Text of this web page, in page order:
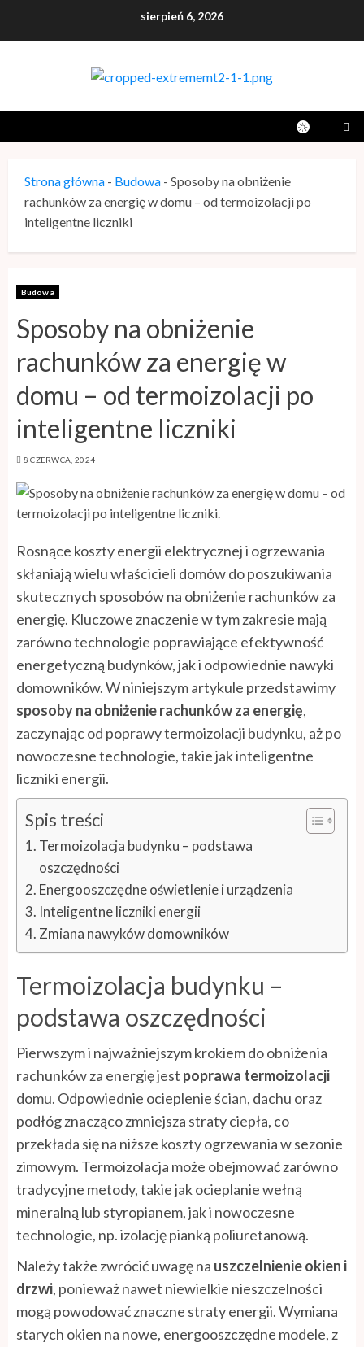
sierpień 6, 2026
Strona główna - Budowa - Sposoby na obniżenie
rachunków za energię w domu – od termoizolacji po
inteligentne liczniki
Budowa
Sposoby na obniżenie
rachunków za energię w
domu – od termoizolacji po
inteligentne liczniki
8 CZERWCA, 2024
Rosnące koszty energii elektrycznej i ogrzewania
skłaniają wielu właścicieli domów do poszukiwania
skutecznych sposobów na obniżenie rachunków za
energię. Kluczowe znaczenie w tym zakresie mają
zarówno technologie poprawiające efektywność
energetyczną budynków, jak i odpowiednie nawyki
domowników. W niniejszym artykule przedstawimy
sposoby na obniżenie rachunków za energię,
zaczynając od poprawy termoizolacji budynku, aż po
nowoczesne technologie, takie jak inteligentne
liczniki energii.
Spis treści
Termoizolacja budynku – podstawa
oszczędności
Energooszczędne oświetlenie i urządzenia
Inteligentne liczniki energii
Zmiana nawyków domowników
Termoizolacja budynku –
podstawa oszczędności
Pierwszym i najważniejszym krokiem do obniżenia
rachunków za energię jest poprawa termoizolacji
domu. Odpowiednie ocieplenie ścian, dachu oraz
podłóg znacząco zmniejsza straty ciepła, co
przekłada się na niższe koszty ogrzewania w sezonie
zimowym. Termoizolacja może obejmować zarówno
tradycyjne metody, takie jak ocieplanie wełną
mineralną lub styropianem, jak i nowoczesne
technologie, np. izolację pianką poliuretanową.
Należy także zwrócić uwagę na uszczelnienie okien i
drzwi, ponieważ nawet niewielkie nieszczelności
mogą powodować znaczne straty energii. Wymiana
starych okien na nowe, energooszczędne modele, z